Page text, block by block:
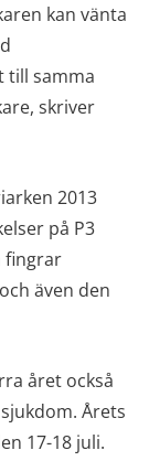
kan vänta
till samma
skriver
2013
på P3
fingrar
även den
året också
Årets
17-18 juli.